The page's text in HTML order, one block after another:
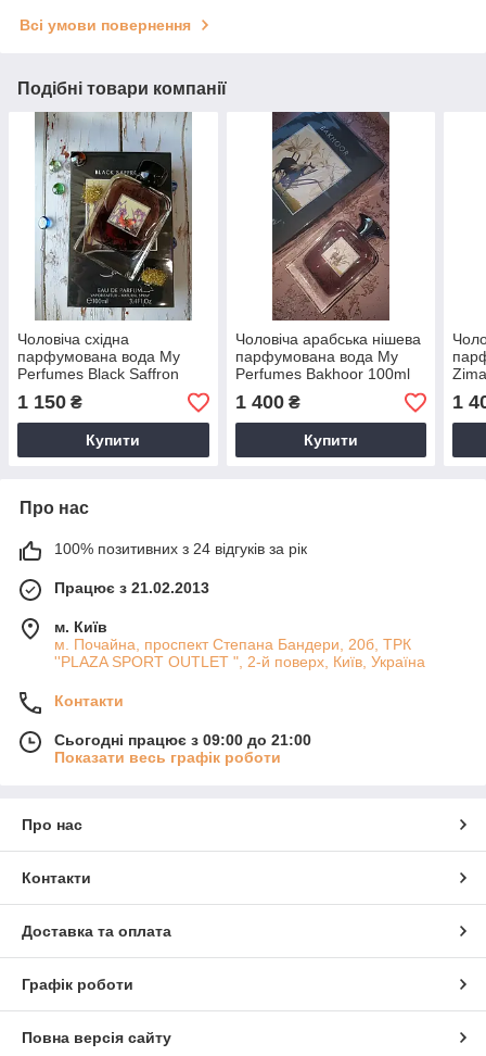
Всі умови повернення
Подібні товари компанії
Чоловіча східна
парфумована вода My
Perfumes Black Saffron
100ml
1 150 ₴
Купити
Чоловіча арабська нішева
парфумована вода My
Perfumes Bakhoor 100ml
1 400₴
Купити
1
Про нас
100% позитивних з 24 відгуків за рік
Працює з 21.02.2013
м. Київ
м. Почайна, проспект Степана Бандери, 20б, ТРК
''PLAZA SPORT OUTLET ", 2-й поверх, Київ, Україна
Контакти
Сьогодні працює з 09:00 до 21:00
Показати весь графік роботи
Про нас
Контакти
Доставка та оплата
Графік роботи
Повна версія сайту